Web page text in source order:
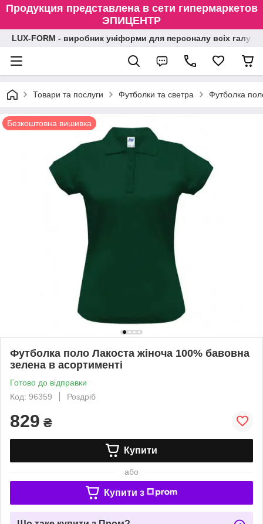
Продукция представлена в сети гипермаркетов
ЭПИЦЕНТР
LUX-FORM - виробник уніформи для персоналу всіх
Товари та послуги Футболки та светра Футболка
Безкоштовна вишивка
Футболка поло Лакоста жіноча 100% бавовна
зелена в асортименті
Готово до відправки
Код: 96359
Роздріб
829 ₴
Купити
або
Купити з